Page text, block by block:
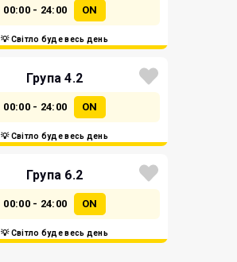
00:00 - 24:00 ON
💡 Світло буде весь день
Група 4.2
00:00 - 24:00 ON
💡 Світло буде весь день
Група 6.2
00:00 - 24:00 ON
💡 Світло буде весь день